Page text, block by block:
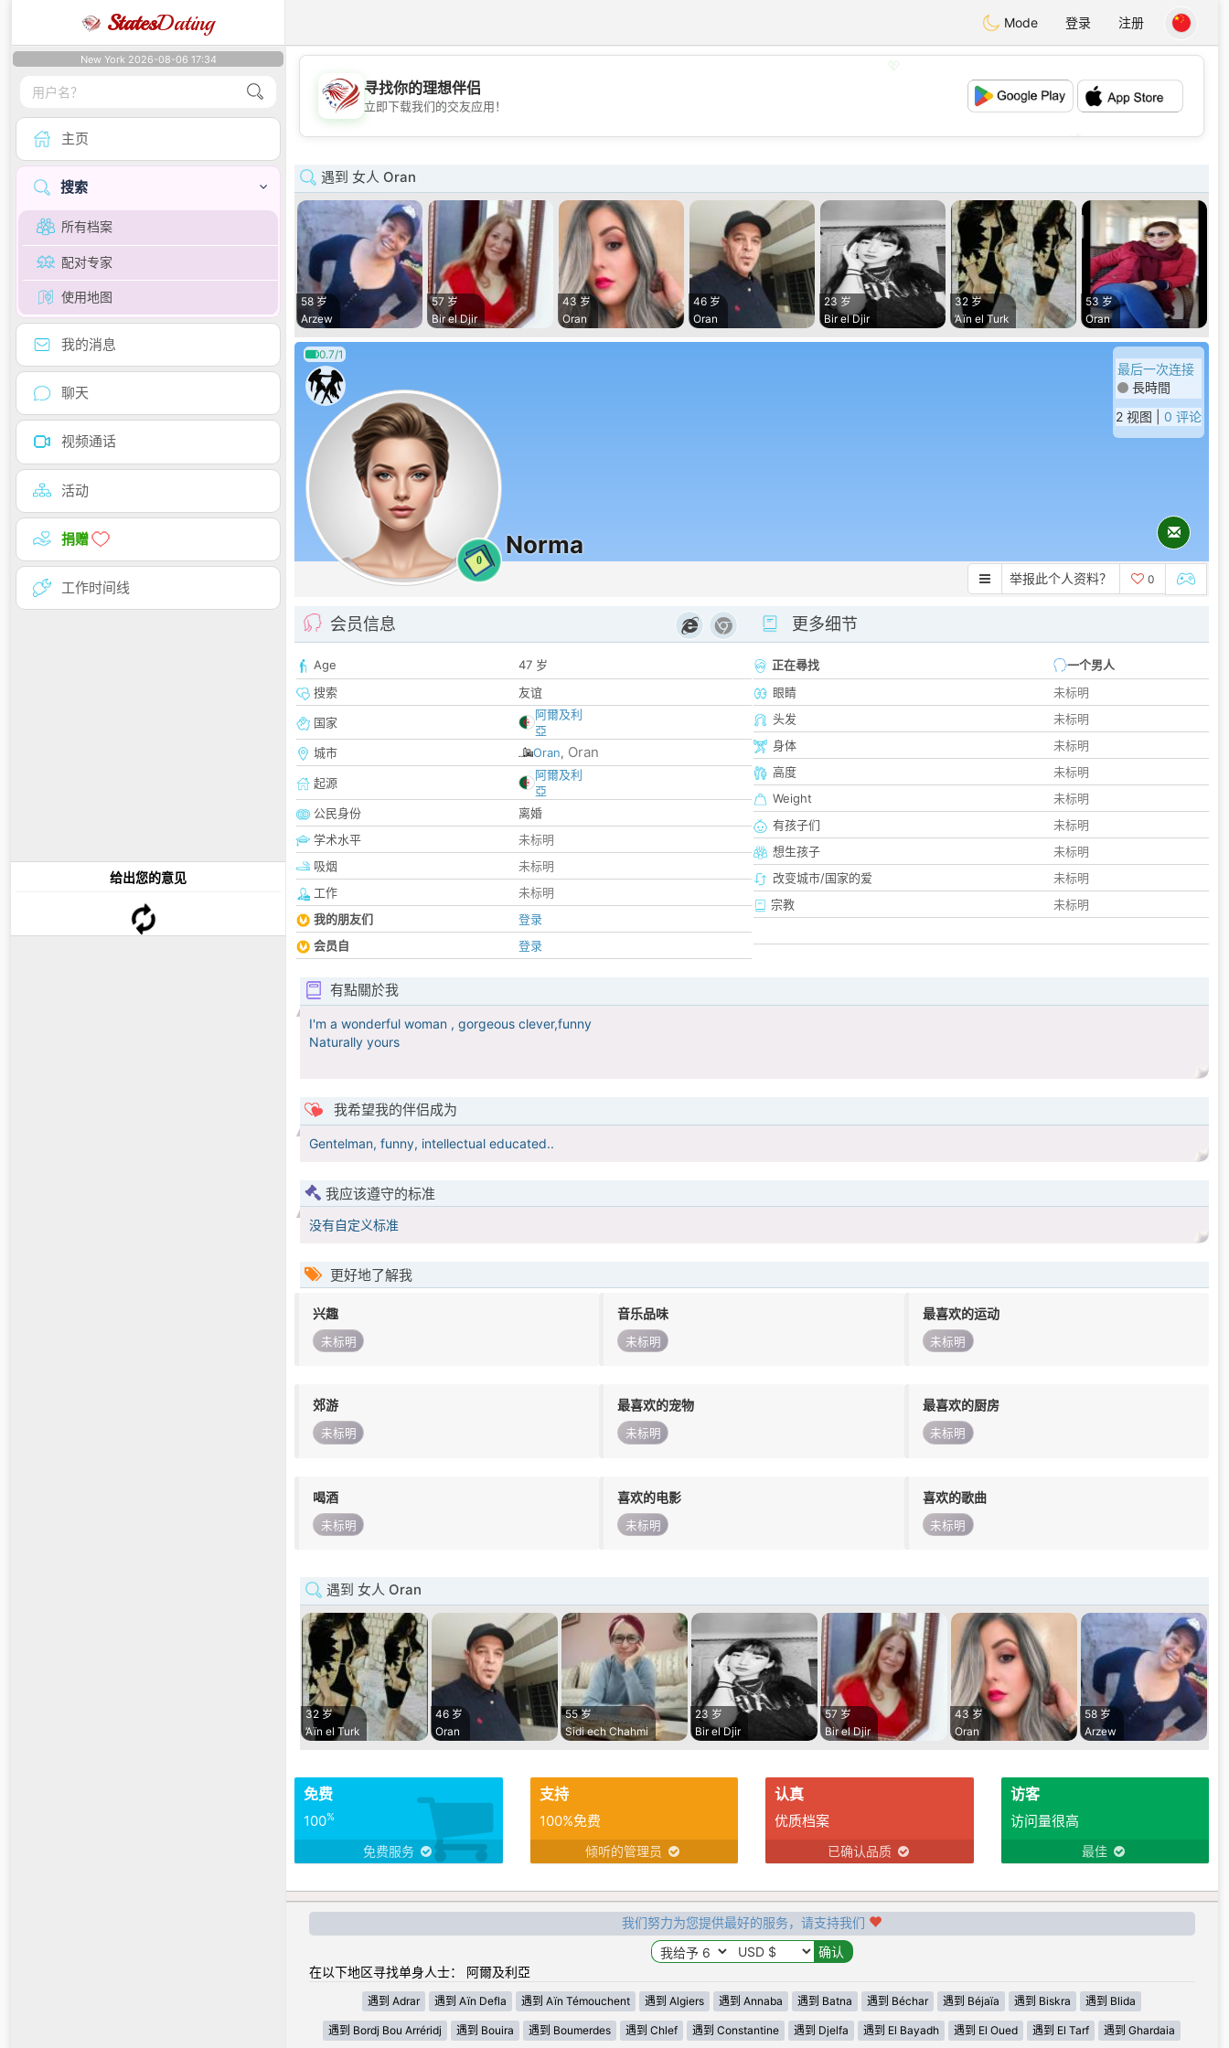
StatesDating Mode 登录 注册
New York 2026-08-06 17:34
主页
搜索
所有档案
配对专家
使用地图
我的消息
聊天
视频通话
活动
捐赠
工作时间线
给出您的意见
💖
💕
寻找你的理想伴侣
立即下载我们的交友应用！
遇到 女人 Oran
58 岁
Arzew
57 岁
Bir el Djir
43 岁
Oran
46 岁
Oran
23 岁
Bir el Djir
32 岁
’Aïn el Turk
53 岁
Oran
0.7/1
0
Norma
最后一次连接
長時間
2 视图 | 0 评论
举报此个人资料？ 0
会员信息
Age
47 岁
搜索
友谊
国家
阿爾及利
亞
城市
Oran, Oran
起源
阿爾及利
亞
公民身份
离婚
学术水平
未标明
吸烟
未标明
工作
未标明
我的朋友们
登录
会员自
登录
更多细节
正在尋找
一个男人
眼睛
未标明
头发
未标明
身体
未标明
高度
未标明
Weight
未标明
有孩子们
未标明
想生孩子
未标明
改变城市/国家的爱
未标明
宗教
未标明
有點關於我
I'm a wonderful woman , gorgeous clever,funny
Naturally yours
我希望我的伴侣成为
Gentelman, funny, intellectual educated..
我应该遵守的标准
没有自定义标准
更好地了解我
兴趣
未标明
音乐品味
未标明
最喜欢的运动
未标明
郊游
未标明
最喜欢的宠物
未标明
最喜欢的厨房
未标明
喝酒
未标明
喜欢的电影
未标明
喜欢的歌曲
未标明
遇到 女人 Oran
32 岁
’Aïn el Turk
46 岁
Oran
55 岁
Sidi ech Chahmi
23 岁
Bir el Djir
57 岁
Bir el Djir
43 岁
Oran
58 岁
Arzew
免费
100%
免费服务
支持
100%免费
倾听的管理员
认真
优质档案
已确认品质
访客
访问量很高
最佳
我们努力为您提供最好的服务，请支持我们
在以下地区寻找单身人士： 阿爾及利亞
遇到 Adrar 遇到 Aïn Defla 遇到 Aïn Témouchent 遇到 Algiers 遇到 Annaba 遇到 Batna 遇到 Béchar 遇到 Béjaïa 遇到 Biskra 遇到 Blida
遇到 Bordj Bou Arréridj 遇到 Bouira 遇到 Boumerdes 遇到 Chlef 遇到 Constantine 遇到 Djelfa 遇到 El Bayadh 遇到 El Oued 遇到 El Tarf 遇到 Ghardaia